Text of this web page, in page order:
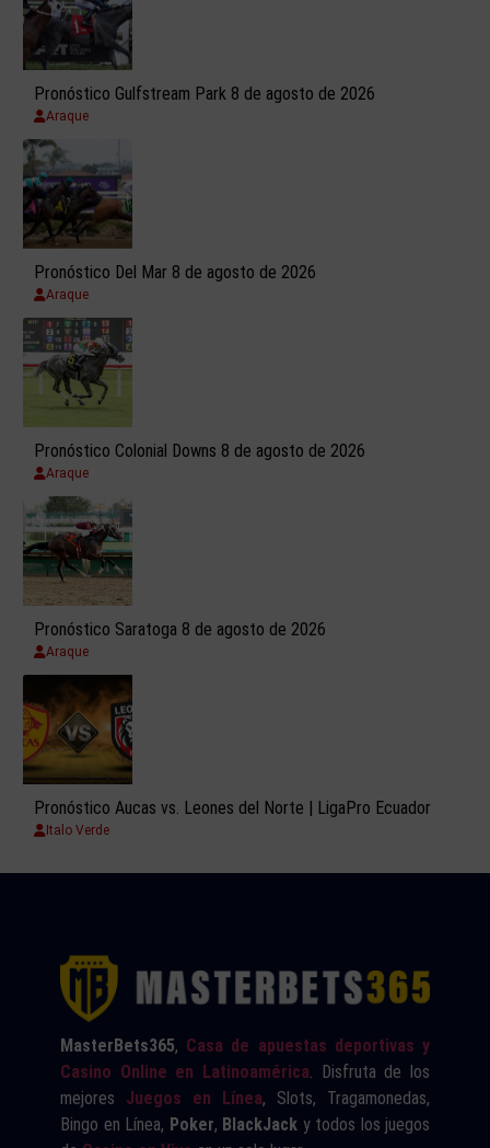
Pronóstico Gulfstream Park 8 de agosto de 2026
Araque
Pronóstico Del Mar 8 de agosto de 2026
Araque
Pronóstico Colonial Downs 8 de agosto de 2026
Araque
Pronóstico Saratoga 8 de agosto de 2026
Araque
Pronóstico Aucas vs. Leones del Norte | LigaPro Ecuador
Italo Verde
MasterBets365, Casa de apuestas deportivas y
Casino Online en Latinoamérica. Disfruta de los
mejores Juegos en Línea, Slots, Tragamonedas,
Bingo en Línea, Poker, BlackJack y todos los juegos